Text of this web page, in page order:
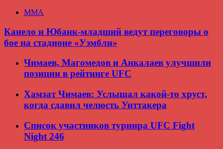
ММА
Канело и Юбанк-младший ведут переговоры о
бое на стадионе «Уэмбли»
Чимаев, Магомедов и Анкалаев улучшили
позиции в рейтинге UFC
Хамзат Чимаев: Услышал какой-то хруст,
когда сдавил челюсть Уиттакера
Список участников турнира UFC Fight
Night 246